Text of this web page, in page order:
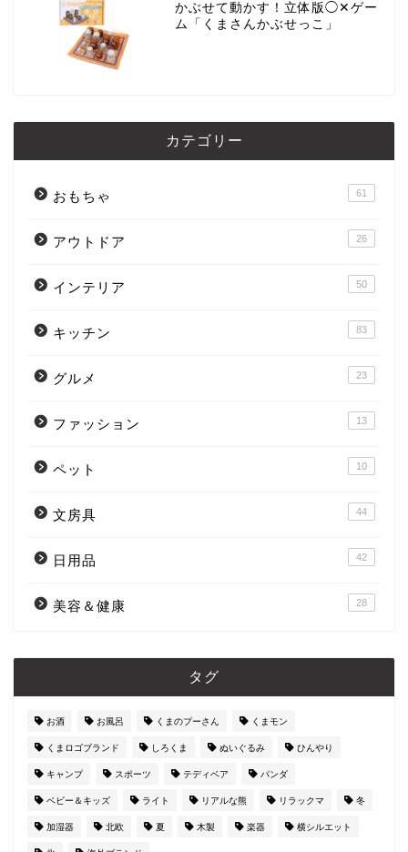
かぶせて動かす！立体版◯✕ゲー
ム「くまさんかぶせっこ」
カテゴリー
おもちゃ 61
アウトドア 26
インテリア 50
キッチン 83
グルメ 23
ファッション 13
ペット 10
文房具 44
日用品 42
美容＆健康 28
タグ
お酒 お風呂 くまのプーさん くまモン
くまロゴブランド しろくま ぬいぐるみ ひんやり
キャンプ スポーツ テディベア パンダ
ベビー＆キッズ ライト リアルな熊 リラックマ 冬
加湿器 北欧 夏 木製 楽器 横シルエット